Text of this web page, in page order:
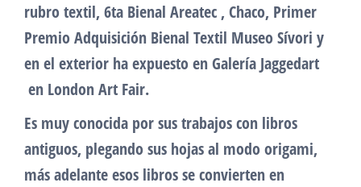
rubro textil, 6ta Bienal Areatec , Chaco, Primer
Premio Adquisición Bienal Textil Museo Sívori y
en el exterior ha expuesto en Galería Jaggedart
en London Art Fair.
Es muy conocida por sus trabajos con libros
antiguos, plegando sus hojas al modo origami,
más adelante esos libros se convierten en